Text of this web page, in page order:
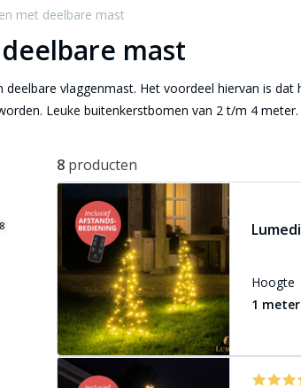
met deelbare mast
mast
vlaggenmast. Het voordeel hiervan is dat
Leuke buitenkerstbomen van 2 t/m 4 meter.
8
8 producten
Hoogte
1 meter